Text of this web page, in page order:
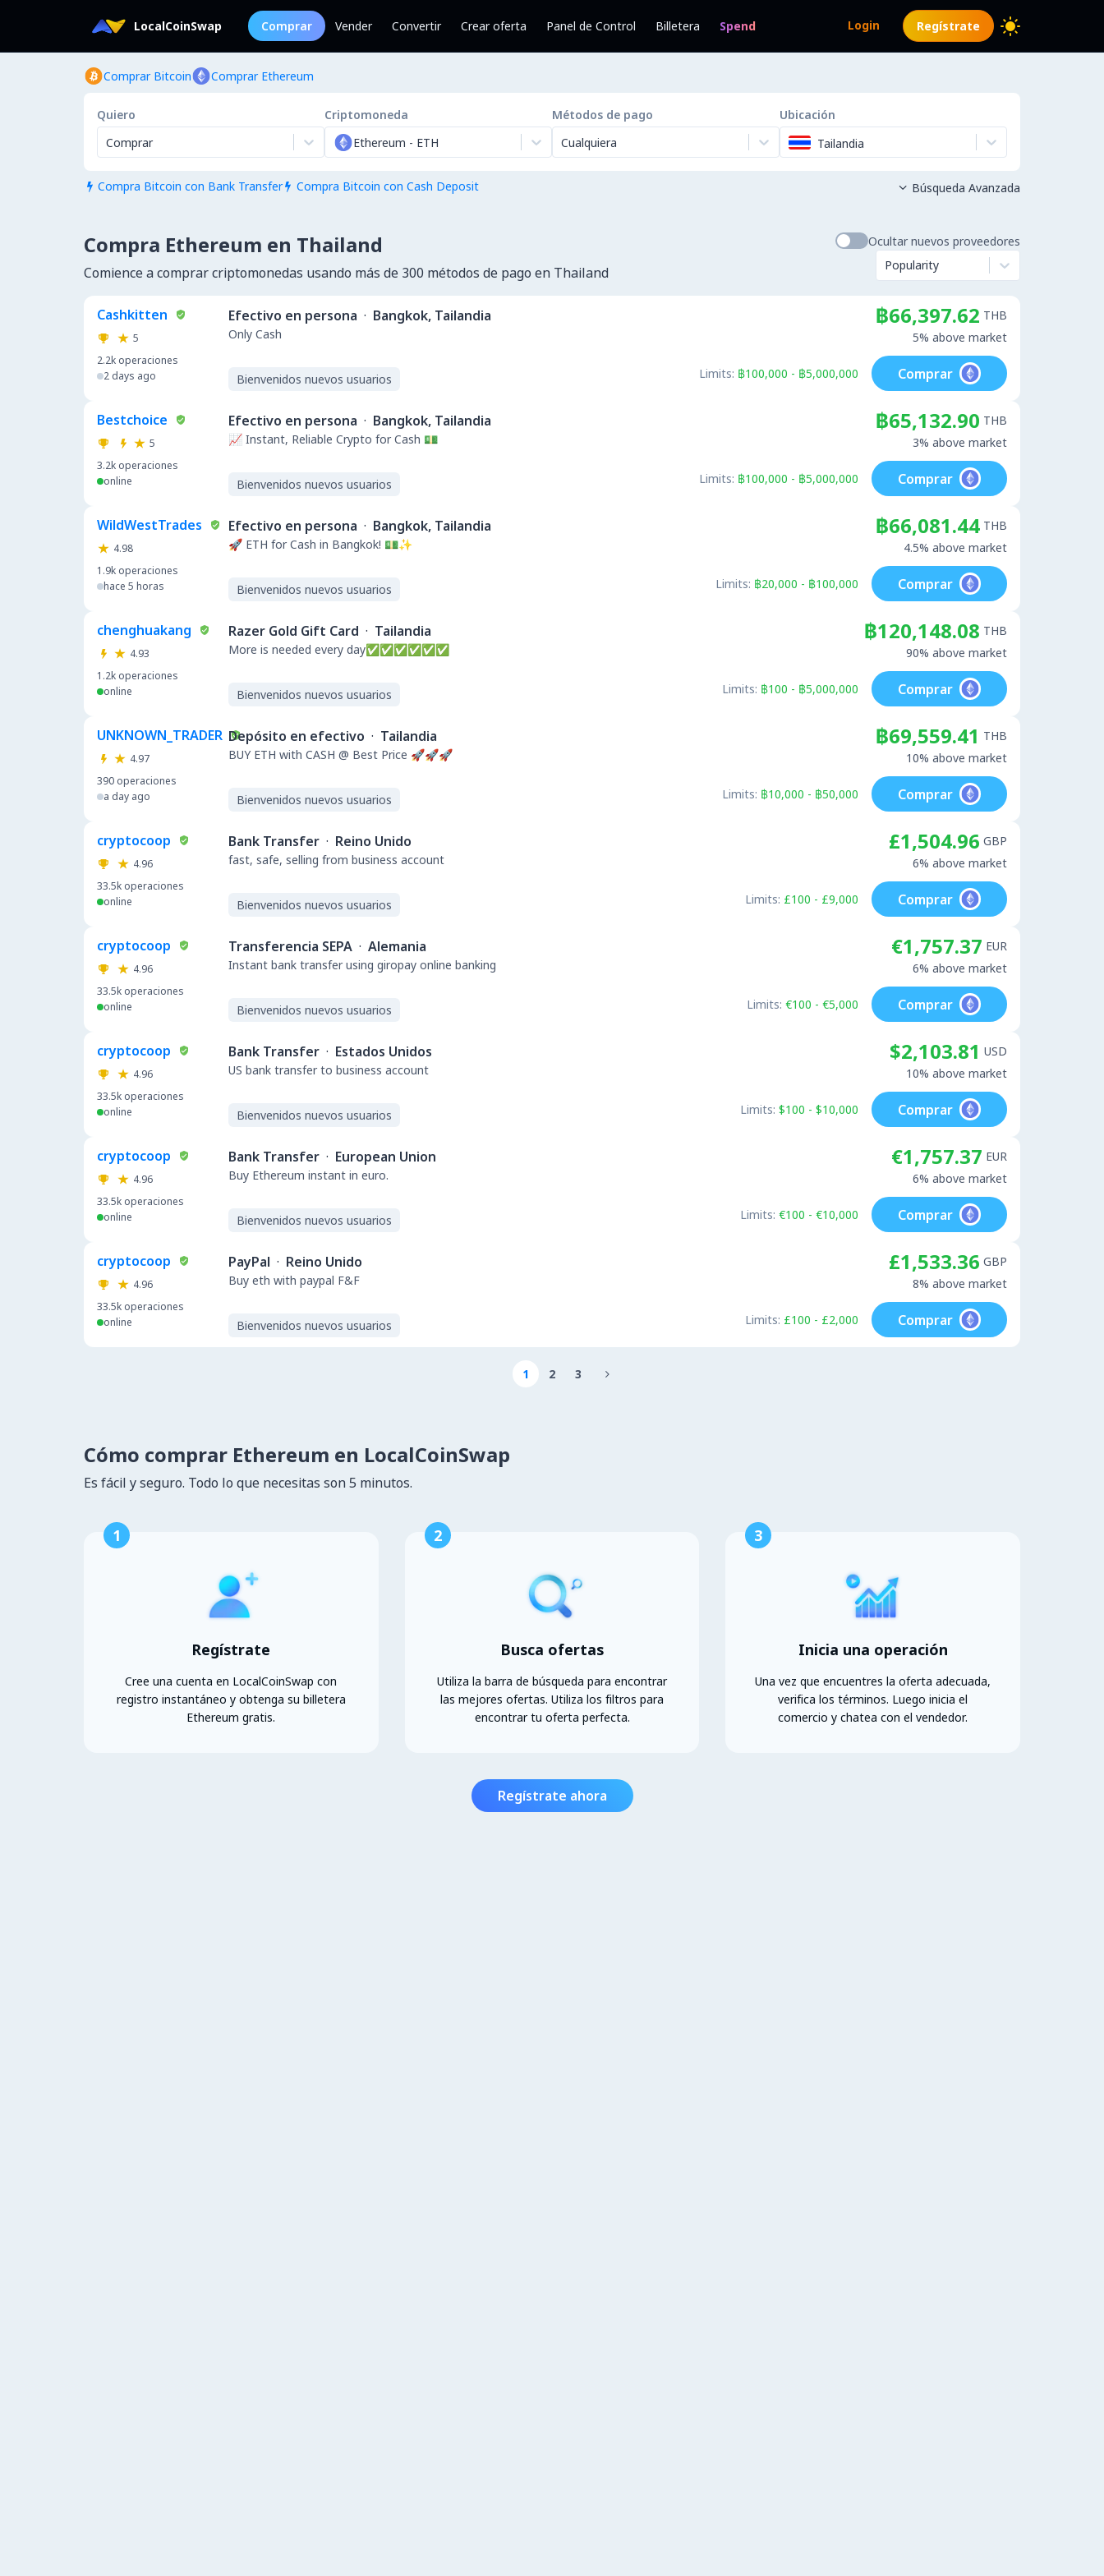
LocalCoinSwap Comprar Vender Convertir Crear oferta Panel de Control Billetera Spend Login Regístrate
Comprar Bitcoin Comprar Ethereum
Quiero
Comprar
Criptomoneda
Ethereum - ETH
Métodos de pago
Cualquiera
Ubicación
Tailandia
 Compra Bitcoin con Bank Transfer  Compra Bitcoin con Cash Deposit  Búsqueda Avanzada
Compra Ethereum en Thailand
Comience a comprar criptomonedas usando más de 300 métodos de pago en Thailand
Ocultar nuevos proveedores
Popularity
Cashkitten
5
2.2k operaciones
2 days ago
Efectivo en persona · Bangkok, Tailandia
Only Cash
Bienvenidos nuevos usuarios
฿66,397.62 THB
5% above market
Limits: ฿100,000 - ฿5,000,000 Comprar
Bestchoice
5
3.2k operaciones
online
Efectivo en persona · Bangkok, Tailandia
📈 Instant, Reliable Crypto for Cash 💵
Bienvenidos nuevos usuarios
฿65,132.90 THB
3% above market
Limits: ฿100,000 - ฿5,000,000 Comprar
WildWestTrades
4.98
1.9k operaciones
hace 5 horas
Efectivo en persona · Bangkok, Tailandia
🚀 ETH for Cash in Bangkok! 💵✨
Bienvenidos nuevos usuarios
฿66,081.44 THB
4.5% above market
Limits: ฿20,000 - ฿100,000 Comprar
chenghuakang
4.93
1.2k operaciones
online
Razer Gold Gift Card · Tailandia
More is needed every day✅✅✅✅✅✅
Bienvenidos nuevos usuarios
฿120,148.08 THB
90% above market
Limits: ฿100 - ฿5,000,000 Comprar
UNKNOWN_TRADER
4.97
390 operaciones
a day ago
Depósito en efectivo · Tailandia
BUY ETH with CASH @ Best Price 🚀🚀🚀
Bienvenidos nuevos usuarios
฿69,559.41 THB
10% above market
Limits: ฿10,000 - ฿50,000 Comprar
cryptocoop
4.96
33.5k operaciones
online
Bank Transfer · Reino Unido
fast, safe, selling from business account
Bienvenidos nuevos usuarios
£1,504.96 GBP
6% above market
Limits: £100 - £9,000 Comprar
cryptocoop
4.96
33.5k operaciones
online
Transferencia SEPA · Alemania
Instant bank transfer using giropay online banking
Bienvenidos nuevos usuarios
€1,757.37 EUR
6% above market
Limits: €100 - €5,000 Comprar
cryptocoop
4.96
33.5k operaciones
online
Bank Transfer · Estados Unidos
US bank transfer to business account
Bienvenidos nuevos usuarios
$2,103.81 USD
10% above market
Limits: $100 - $10,000 Comprar
cryptocoop
4.96
33.5k operaciones
online
Bank Transfer · European Union
Buy Ethereum instant in euro.
Bienvenidos nuevos usuarios
€1,757.37 EUR
6% above market
Limits: €100 - €10,000 Comprar
cryptocoop
4.96
33.5k operaciones
online
PayPal · Reino Unido
Buy eth with paypal F&F
Bienvenidos nuevos usuarios
£1,533.36 GBP
8% above market
Limits: £100 - £2,000 Comprar
1 2 3 
Cómo comprar Ethereum en LocalCoinSwap
Es fácil y seguro. Todo lo que necesitas son 5 minutos.
1
Regístrate
Cree una cuenta en LocalCoinSwap con
registro instantáneo y obtenga su billetera
Ethereum gratis.
2
Busca ofertas
Utiliza la barra de búsqueda para encontrar
las mejores ofertas. Utiliza los filtros para
encontrar tu oferta perfecta.
3
Inicia una operación
Una vez que encuentres la oferta adecuada,
verifica los términos. Luego inicia el
comercio y chatea con el vendedor.
Regístrate ahora